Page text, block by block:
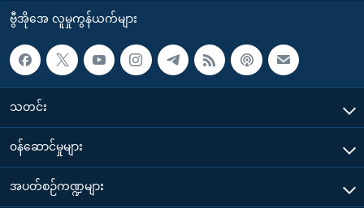
ဗွီအိုအေ လူမှုကွန်ယက်များ
သတင်း
၀န်ဆောင်မှုများ
အပတ်စဉ်ကဏ္ဍများ